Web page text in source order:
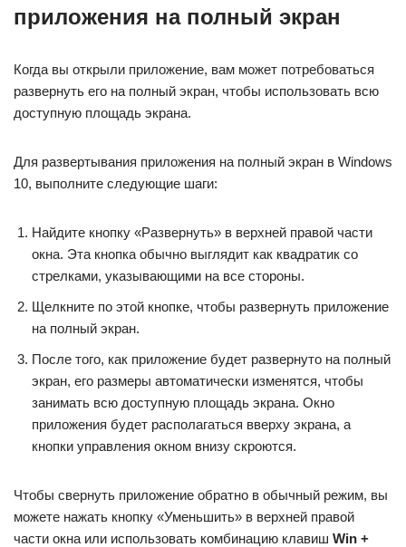
приложения на полный экран
Когда вы открыли приложение, вам может потребоваться
развернуть его на полный экран, чтобы использовать всю
доступную площадь экрана.
Для развертывания приложения на полный экран в Windows
10, выполните следующие шаги:
Найдите кнопку «Развернуть» в верхней правой части
окна. Эта кнопка обычно выглядит как квадратик со
стрелками, указывающими на все стороны.
Щелкните по этой кнопке, чтобы развернуть приложение
на полный экран.
После того, как приложение будет развернуто на полный
экран, его размеры автоматически изменятся, чтобы
занимать всю доступную площадь экрана. Окно
приложения будет располагаться вверху экрана, а
кнопки управления окном внизу скроются.
Чтобы свернуть приложение обратно в обычный режим, вы
можете нажать кнопку «Уменьшить» в верхней правой
части окна или использовать комбинацию клавиш Win +